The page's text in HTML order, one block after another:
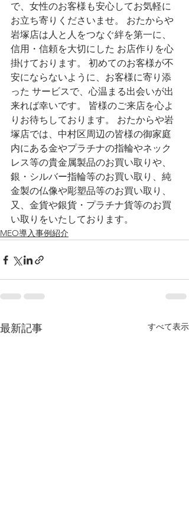
で、女性のお客様も安心してお気軽に
お立ち寄りくださいませ。 おたからや
岩塚店は人と人をつなぐ絆を第一に、
信用・信頼を大切にした お店作りを心
掛けております。 初めてのお客様が不
安にならないように、お客様に寄り添
った サービスで、心温まる出会いが出
来れば幸いです。 皆様のご来店を心よ
りお待ちしております。 おたからや岩
塚店では、中村区周辺の皆様の御家庭
内にある金やプラチナの指輪やネック
レス等の貴金属製品のお買い取りや、
銀・シルバー指輪等のお買い取り、純
金製の仏像や彫塑品等のお買い取り、
又、金貨や銀貨・プラチナ貨等のお買
い取りをいたしております。
MEO導入事例紹介
最新記事 すべて表示